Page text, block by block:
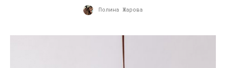
Полина Жарова